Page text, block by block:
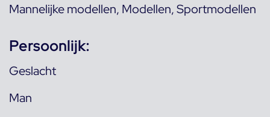
Mannelijke modellen, Modellen,Sportmodellen
Persoonlijk:
Geslacht
Man